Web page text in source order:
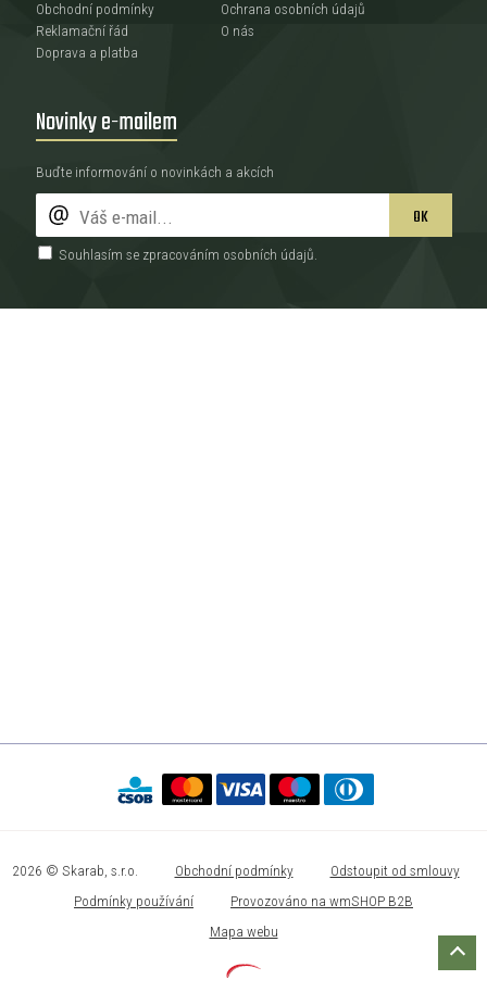
Obchodní podmínky
Reklamační řád
Doprava a platba
Ochrana osobních údajů
O nás
Novinky e-mailem
Buďte informování o novinkách a akcích
OK
Souhlasím se zpracováním osobních údajů
2026 © Skarab, s.r.o. Obchodní podmínky
Odstoupit od smlouvy
Podmínky používání
Provozováno na wmSHOP B2B
Mapa webu